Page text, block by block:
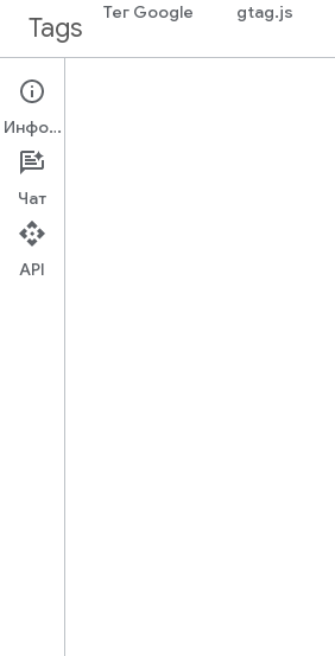
Tags Тег Google gtag.js
Security & Privacy
Основные понятия и рекомендации
Информация
Чат
API